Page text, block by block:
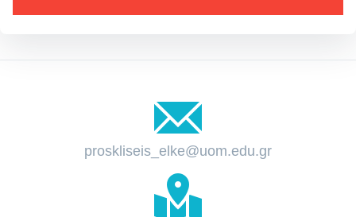
proskliseis_elke@uom.edu.gr